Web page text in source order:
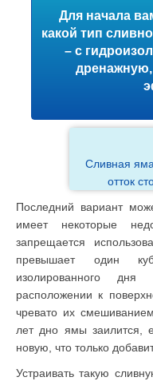
Для начала
какой тип
– с
Сливная
отток
Последний вариант
имеет некоторые
запрещается
превышает один
изолированного
расположении к
чревато их
лет дно ямы заилится,
новую, что только
Устраивать такую